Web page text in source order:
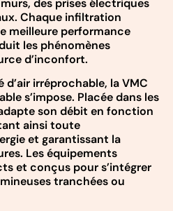
des prises électriques
Chaque infiltration
meilleure performance
les phénomènes
d’inconfort.
irréprochable, la VMC
s’impose. Placée dans les
son débit en fonction
ainsi toute
et garantissant la
Les équipements
et conçus pour s’intégrer
tranchées ou